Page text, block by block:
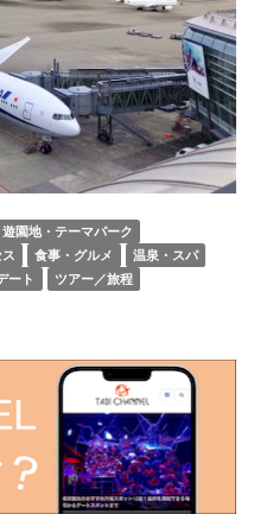
遊園地・テーマパーク
食事・グルメ
温泉・スパ
ート
ツアー／旅程